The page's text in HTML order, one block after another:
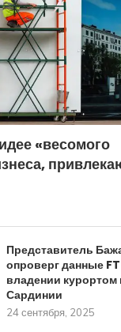
«весомого
Представитель
опроверг данные
владении курортом
Сардинии
24 сентября, 2025